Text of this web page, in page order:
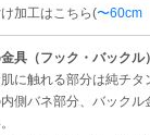
加工はこちら(〜60cm
具（フック・バックル
に触れる部分は純チタ
側バネ部分、バック